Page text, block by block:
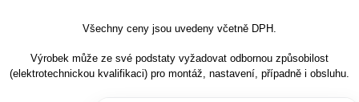
Všechny ceny jsou uvedeny včetně DPH.
Výrobek může ze své podstaty vyžadovat odbornou způsobilost
(elektrotechnickou kvalifikaci) pro montáž, nastavení, případně i obsluhu.